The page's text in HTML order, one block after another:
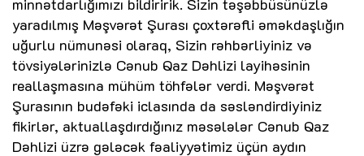
minnətdarlığımızı bildiririk. Sizin təşəbbüsünüzlə
yaradılmış Məşvərət Şurası çoxtərəfli əməkdaşlığın
uğurlu nümunəsi olaraq, Sizin rəhbərliyiniz və
tövsiyələrinizlə Cənub Qaz Dəhlizi layihəsinin
reallaşmasına mühüm töhfələr verdi. Məşvərət
Şurasının budəfəki iclasında da səsləndirdiyiniz
fikirlər, aktuallaşdırdığınız məsələlər Cənub Qaz
Dəhlizi üzrə gələcək fəaliyyətimiz üçün aydın